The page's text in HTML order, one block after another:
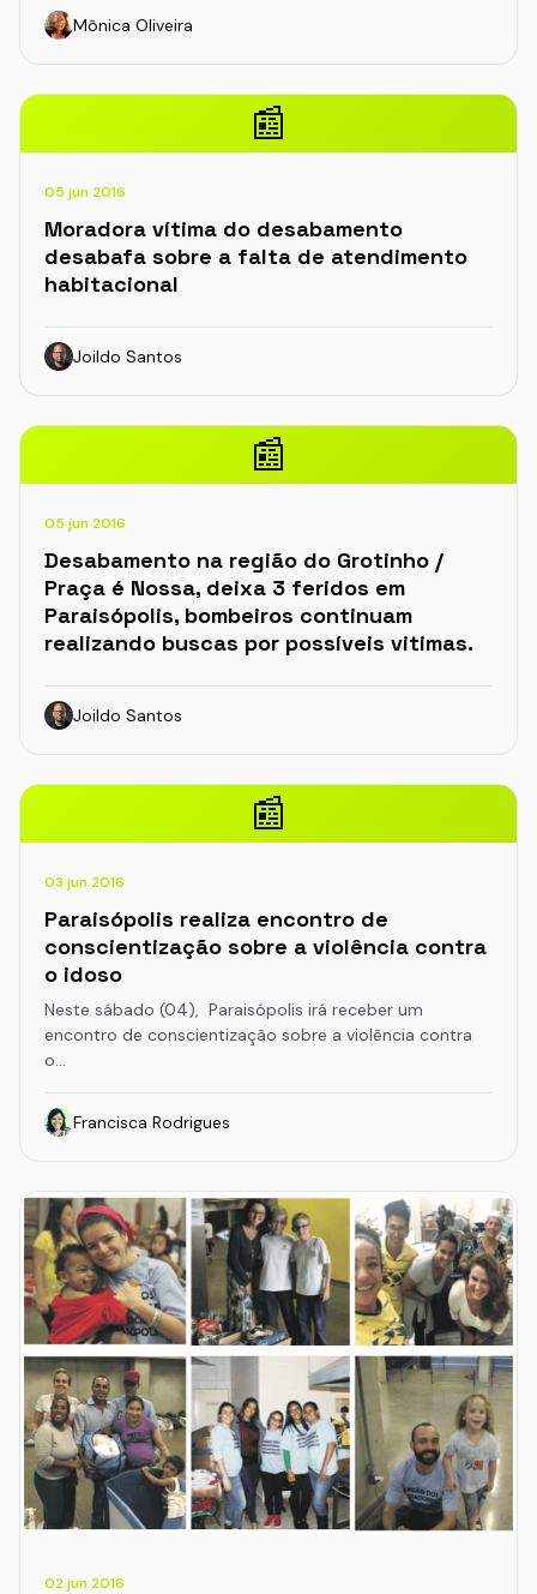
Mônica Oliveira
📰
05 jun 2016
Moradora vítima do desabamento
desabafa sobre a falta de atendimento
habitacional
Joildo Santos
📰
05 jun 2016
Desabamento na região do Grotinho /
Praça é Nossa, deixa 3 feridos em
Paraisópolis, bombeiros continuam
realizando buscas por possíveis vitimas.
Joildo Santos
📰
03 jun 2016
Paraisópolis realiza encontro de
conscientização sobre a violência contra
o idoso
Neste sábado (04), Paraisópolis irá receber um
encontro de conscientização sobre a violência contra
o…
Francisca Rodrigues
02 jun 2016